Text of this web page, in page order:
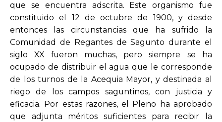
que se encuentra adscrita. Este organismo fue
constituido el 12 de octubre de 1900, y desde
entonces las circunstancias que ha sufrido la
Comunidad de Regantes de Sagunto durante el
siglo XX fueron muchas, pero siempre se ha
ocupado de distribuir el agua que le corresponde
de los turnos de la Acequia Mayor, y destinada al
riego de los campos saguntinos, con justicia y
eficacia. Por estas razones, el Pleno ha aprobado
que adjunta méritos suficientes para recibir la